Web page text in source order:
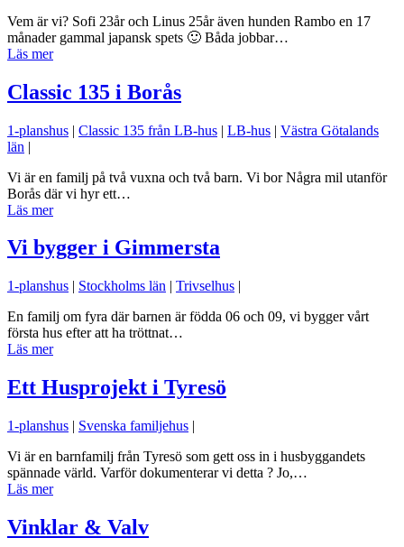
Vem är vi? Sofi 23år och Linus 25år även hunden Rambo en 17
månader gammal japansk spets 🙂 Båda jobbar…
Läs mer
Classic 135 i Borås
1-planshus | Classic 135 från LB-hus | LB-hus | Västra Götalands
län |
Vi är en familj på två vuxna och två barn. Vi bor Några mil utanför
Borås där vi hyr ett…
Läs mer
Vi bygger i Gimmersta
1-planshus | Stockholms län | Trivselhus |
En familj om fyra där barnen är födda 06 och 09, vi bygger vårt
första hus efter att ha tröttnat…
Läs mer
Ett Husprojekt i Tyresö
1-planshus | Svenska familjehus |
Vi är en barnfamilj från Tyresö som gett oss in i husbyggandets
spännade värld. Varför dokumenterar vi detta ? Jo,…
Läs mer
Vinklar & Valv